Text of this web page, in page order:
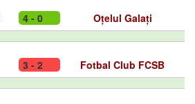
4 - 0 Oțelul Galați
3 - 2 Fotbal Club FCSB